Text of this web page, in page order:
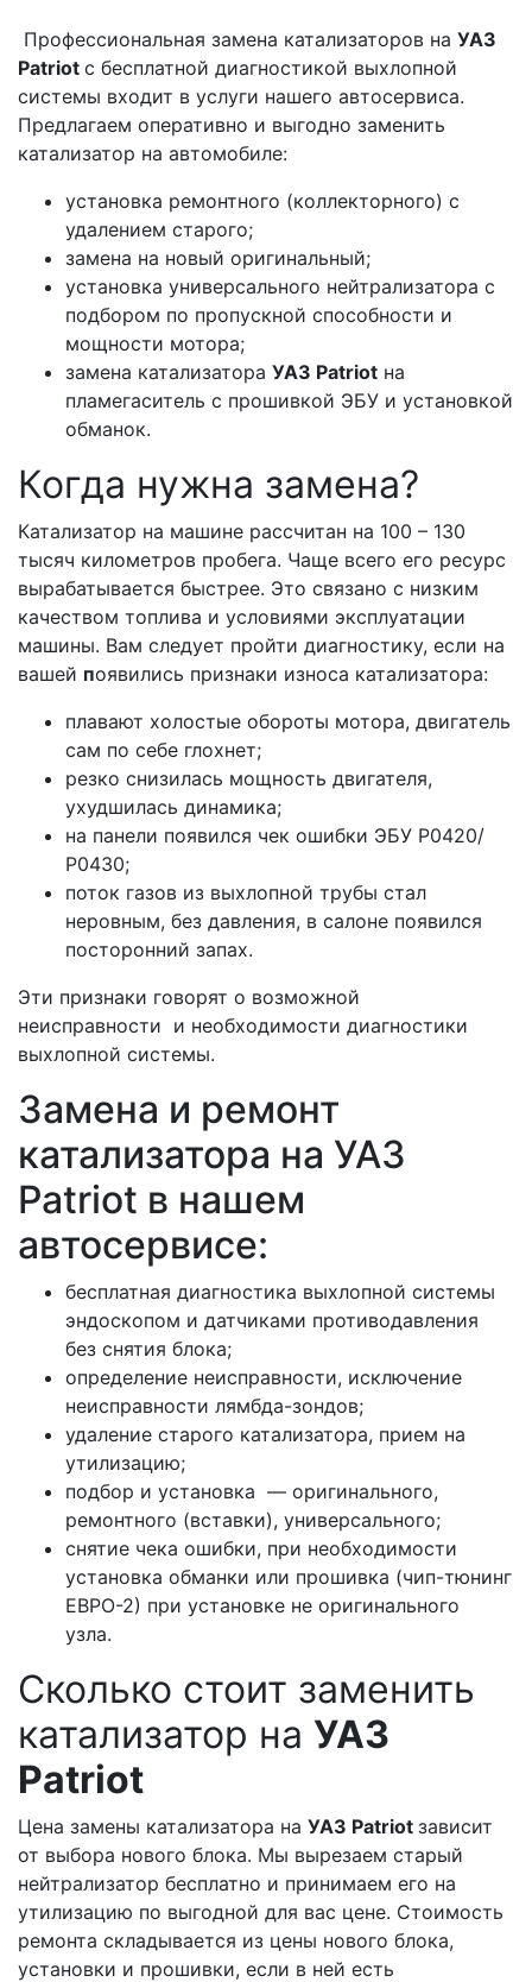
Профессиональная замена катализаторов на УАЗ
Patriot с бесплатной диагностикой выхлопной
системы входит в услуги нашего автосервиса.
Предлагаем оперативно и выгодно заменить
катализатор на автомобиле:
установка ремонтного (коллекторного) с
удалением старого;
замена на новый оригинальный;
установка универсального нейтрализатора с
подбором по пропускной способности и
мощности мотора;
замена катализатора УАЗ Patriot на
пламегаситель с прошивкой ЭБУ и установкой
обманок.
Когда нужна замена?
Катализатор на машине рассчитан на 100 – 130
тысяч километров пробега. Чаще всего его ресурс
вырабатывается быстрее. Это связано с низким
качеством топлива и условиями эксплуатации
машины. Вам следует пройти диагностику, если на
вашей появились признаки износа катализатора:
плавают холостые обороты мотора, двигатель
сам по себе глохнет;
резко снизилась мощность двигателя,
ухудшилась динамика;
на панели появился чек ошибки ЭБУ Р0420/
Р0430;
поток газов из выхлопной трубы стал
неровным, без давления, в салоне появился
посторонний запах.
Эти признаки говорят о возможной
неисправности и необходимости диагностики
выхлопной системы.
Замена и ремонт
катализатора на УАЗ
Patriot в нашем
автосервисе:
бесплатная диагностика выхлопной системы
эндоскопом и датчиками противодавления
без снятия блока;
определение неисправности, исключение
неисправности лямбда-зондов;
удаление старого катализатора, прием на
утилизацию;
подбор и установка — оригинального,
ремонтного (вставки), универсального;
снятие чека ошибки, при необходимости
установка обманки или прошивка (чип-тюнинг
ЕВРО-2) при установке не оригинального
узла.
Сколько стоит заменить
катализатор на УАЗ
Patriot
Цена замены катализатора на УАЗ Patriot зависит
от выбора нового блока. Мы вырезаем старый
нейтрализатор бесплатно и принимаем его на
утилизацию по выгодной для вас цене. Стоимость
ремонта складывается из цены нового блока,
установки и прошивки, если в ней есть